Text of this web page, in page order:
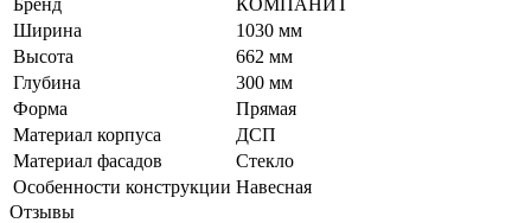
Ширина
1030 мм
Высота
662 мм
Глубина
300 мм
Форма
Прямая
Материал корпуса
ДСП
Материал фасадов
Стекло
Особенности конструкции Навесная
Отзывы